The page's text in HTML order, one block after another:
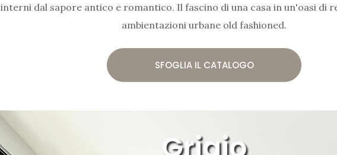
interni dal sapore antico e romantico. Il fascino di una casa in un'oasi di
ambientazioni urbane old fashioned.
SFOGLIA IL CATALOGO